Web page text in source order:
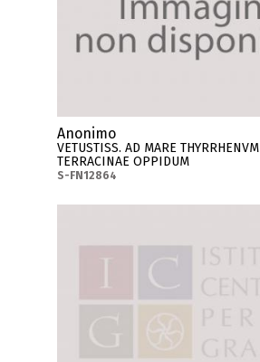
Anonimo
VETUSTISS. AD MARE THYRRHENVM
TERRACINAE OPPIDUM
S-FN12864